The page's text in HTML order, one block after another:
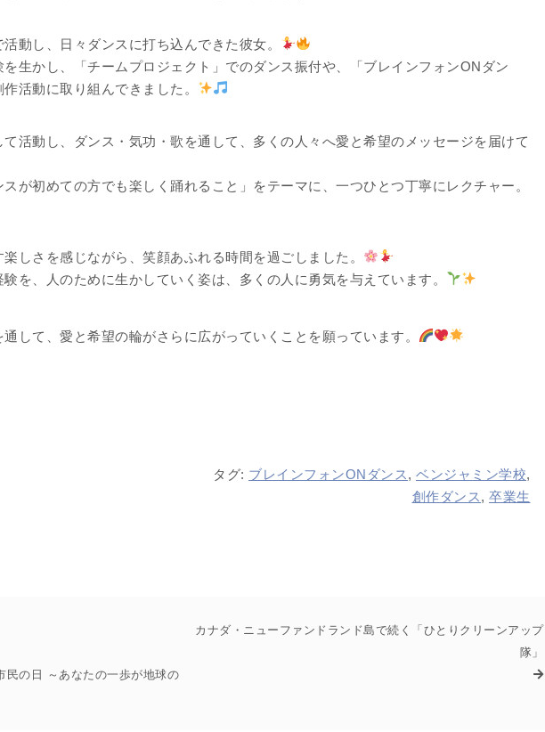
動し、日々ダンスに打ち込んできた彼女。
生かし、「チームプロジェクト」でのダンス振付や、「ブレインフォンONダン
活動に取り組んできました。
活動し、ダンス・気功・歌を通して、多くの人々へ愛と希望のメッセージを届けて
が初めての方でも楽しく踊れること」をテーマに、一つひとつ丁寧にレクチャー。
しさを感じながら、笑顔あふれる時間を過ごしました。
を、人のために生かしていく姿は、多くの人に勇気を与えています。
して、愛と希望の輪がさらに広がっていくことを願っています。
タグ: ブレインフォンONダンス, ベンジャミン学校,
創作ダンス, 卒業生
民の日 ～あなたの一歩が地球の
カナダ・ニューファンドランド島で続く「ひとりクリーンアップ
隊」